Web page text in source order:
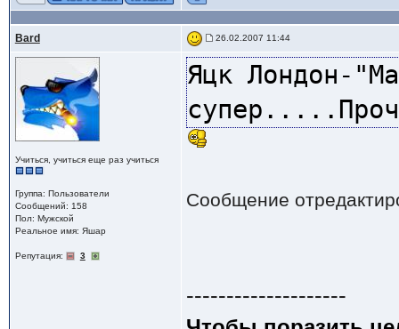
Bard 26.02.2007 11:44
Учиться, учиться еще раз учиться
Группа: Пользователи
Сообщений: 158
Пол: Мужской
Реальное имя: Яшар
Репутация: 3
Яцк Лондон-
Сообщение
--------------------